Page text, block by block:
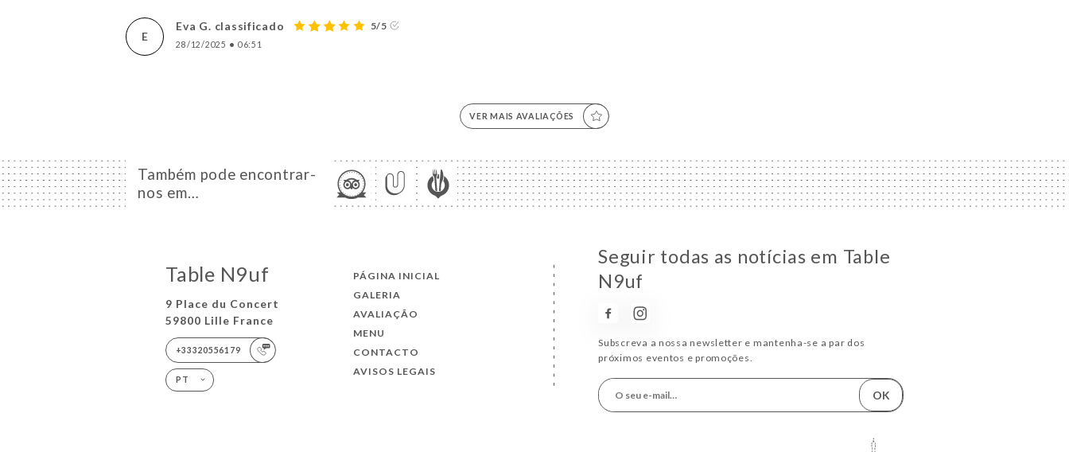
E
Eva G. classificado 5/5
28/12/2025 • 06:51
VER MAIS AVALIAÇÕES
Também pode encontrar-
nos em…
Table N9uf
9 Place du Concert
59800 Lille France
+33320556179
PT
PÁGINA INICIAL
GALERIA
AVALIAÇÃO
MENU
CONTACTO
AVISOS LEGAIS
Seguir todas as notícias em Table
N9uf
Subscreva a nossa newsletter e mantenha-se a par dos
próximos eventos e promoções.
OK